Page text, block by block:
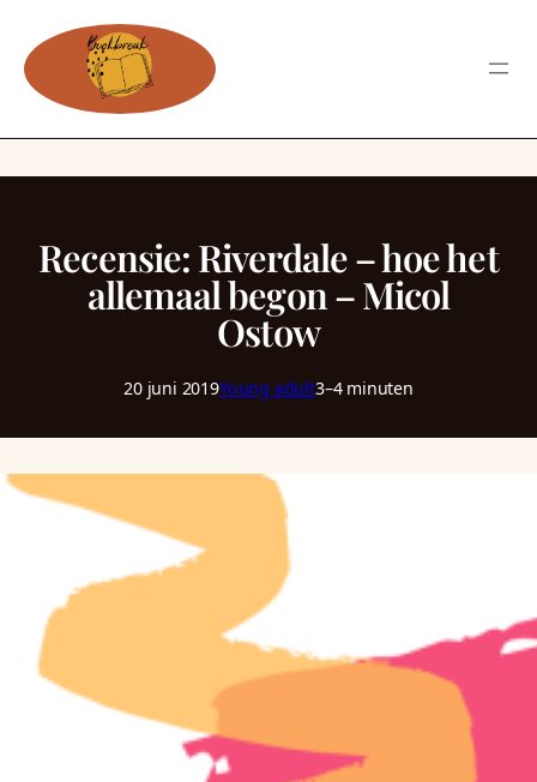
Recensie: Riverdale – hoe het
allemaal begon – Micol
Ostow
20 juni 2019Young adult3–4 minuten